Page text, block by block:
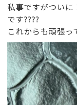
私事ですがつい
です????
これからも頑張